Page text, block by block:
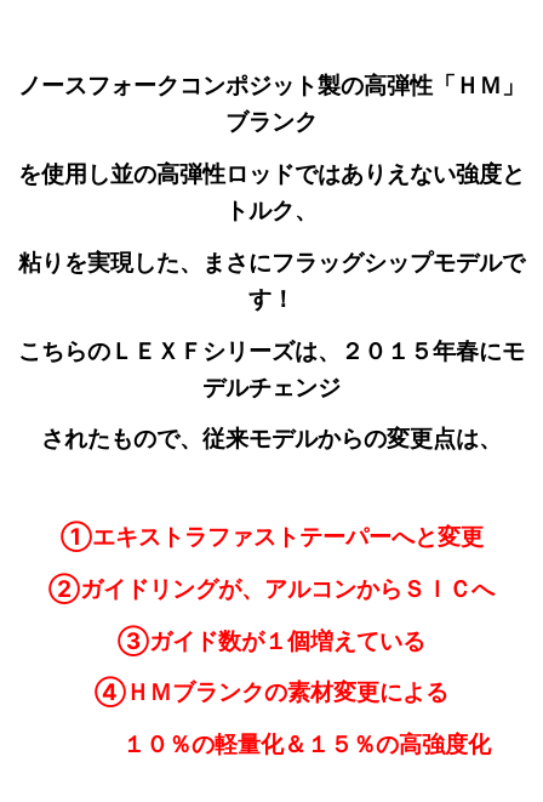
ノースフォークコンポジット製の高弾性「ＨＭ」
ブランク
を使用し並の高弾性ロッドではありえない強度と
トルク、
粘りを実現した、まさにフラッグシップモデルで
す！
こちらのＬＥＸＦシリーズは、２０１５年春にモ
デルチェンジ
されたもので、従来モデルからの変更点は、
①エキストラファストテーパーへと変更
②ガイドリングが、アルコンからＳＩＣへ
③ガイド数が１個増えている
④ＨＭブランクの素材変更による
１０％の軽量化＆１５％の高強度化